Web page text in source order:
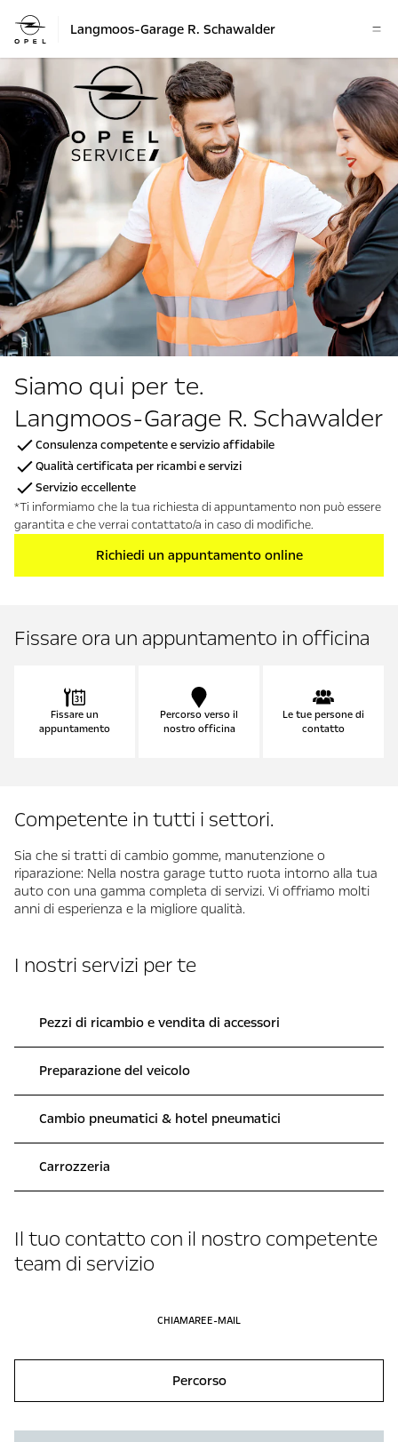
Langmoos-Garage R. Schawalder
Siamo qui per te.
Langmoos-Garage R. Schawalder
Consulenza competente e servizio affidabile
Qualità certificata per ricambi e servizi
Servizio eccellente
*Ti informiamo che la tua richiesta di appuntamento non può essere
garantita e che verrai contattato/a in caso di modifiche.
Richiedi un appuntamento online
Fissare ora un appuntamento in officina
Fissare un
appuntamento
Percorso verso il
nostro officina
Le tue persone di
contatto
Competente in tutti i settori.
Sia che si tratti di cambio gomme, manutenzione o
riparazione: Nella nostra garage tutto ruota intorno alla tua
auto con una gamma completa di servizi. Vi offriamo molti
anni di esperienza e la migliore qualità.
I nostri servizi per te
Pezzi di ricambio e vendita di accessori
Preparazione del veicolo
Cambio pneumatici & hotel pneumatici
Carrozzeria
Il tuo contatto con il nostro competente
team di servizio
CHIAMAREE-MAIL
Percorso